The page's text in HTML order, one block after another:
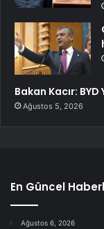
Bakan Kacır:
Ağustos 5, 2026
En Güncel
Ağustos 6, 2026